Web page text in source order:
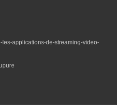
les-applications-de-streaming-video-